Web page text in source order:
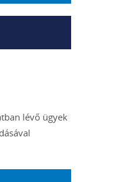
lévő ügyek